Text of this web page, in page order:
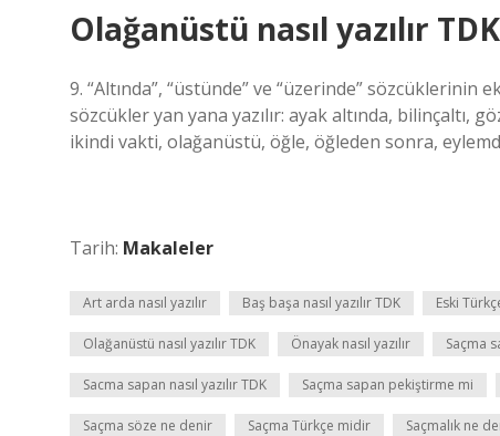
Olağanüstü nasıl yazılır
9. “Altında”, “üstünde” ve “üzerinde”
sözcükler yan yana yazılır: ayak altında, bilinçaltı,
ikindi vakti, olağanüstü, öğle, öğleden sonra,
Tarih: Makaleler
Art arda nasıl yazılır Baş başa nasıl yazılır TDK Eski
Olağanüstü nasıl yazılır TDK Önayak nasıl yazılır Saçma
Sacma sapan nasıl yazılır TDK Saçma sapan pekiştirme mi
Saçma söze ne denir Saçma Türkçe midir Saçmalık ne